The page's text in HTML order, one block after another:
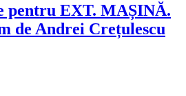
pentru EXT. MAȘINĂ.
de Andrei Crețulescu